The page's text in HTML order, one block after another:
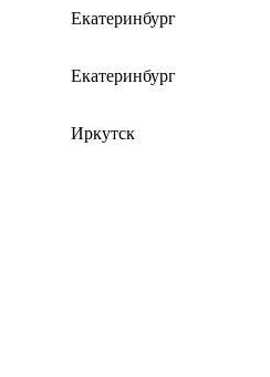
Екатеринбург
Екатеринбург
Иркутск